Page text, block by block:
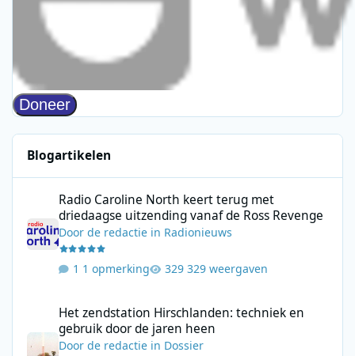
Blogartikelen
Radio Caroline North keert terug met
driedaagse uitzending vanaf de Ross Revenge
Doorde redactie in Radionieuws
1 opmerking 329 weergaven
Het zendstation Hirschlanden: techniek en
gebruik door de jaren heen
Doorde redactie in Dossier